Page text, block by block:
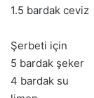
1.5 bardak ceviz
Şerbeti için
5 bardak şeker
4 bardak su